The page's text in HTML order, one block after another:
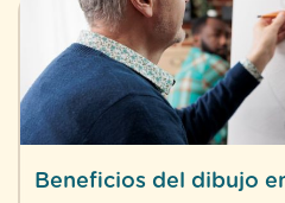
Beneficios del dibujo